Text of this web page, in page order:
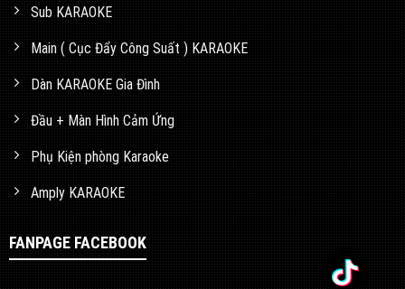
Sub KARAOKE
Main ( Cục Đẩy Công Suất ) KARAOKE
Dàn KARAOKE Gia Đình
Đầu + Màn Hình Cảm Ứng
Phụ Kiện phòng Karaoke
Amply KARAOKE
FANPAGE FACEBOOK